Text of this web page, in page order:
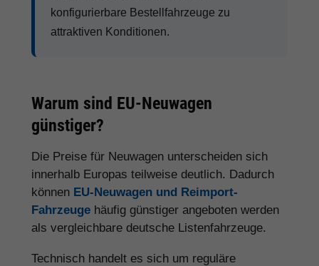
konfigurierbare Bestellfahrzeuge zu
attraktiven Konditionen.
Warum sind EU-Neuwagen
günstiger?
Die Preise für Neuwagen unterscheiden sich
innerhalb Europas teilweise deutlich. Dadurch
können EU-Neuwagen und Reimport-
Fahrzeuge häufig günstiger angeboten werden
als vergleichbare deutsche Listenfahrzeuge.
Technisch handelt es sich um reguläre